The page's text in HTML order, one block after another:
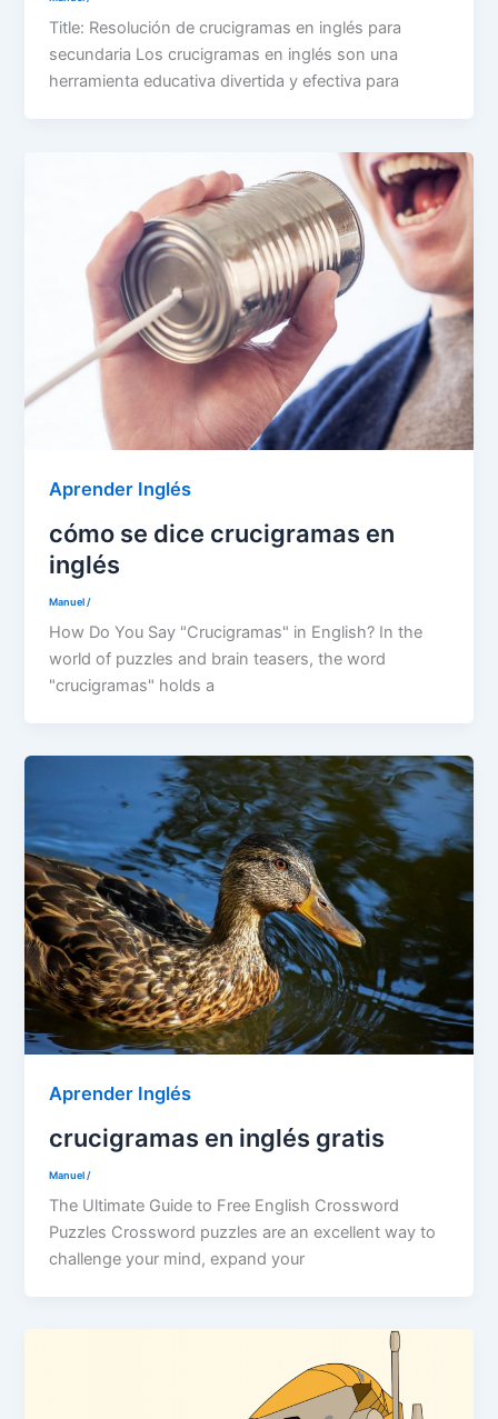
Title: Resolución de crucigramas en inglés para
secundaria Los crucigramas en inglés son una
herramienta educativa divertida y efectiva para
Aprender Inglés
cómo se dice crucigramas en
inglés
Manuel/
How Do You Say "Crucigramas" in English? In the
world of puzzles and brain teasers, the word
"crucigramas" holds a
Aprender Inglés
crucigramas en inglés gratis
Manuel/
The Ultimate Guide to Free English Crossword
Puzzles Crossword puzzles are an excellent way to
challenge your mind, expand your